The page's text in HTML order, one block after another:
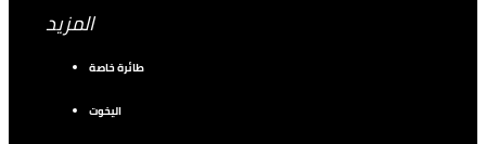
المزيد
طائرة خاصة
اليخوت